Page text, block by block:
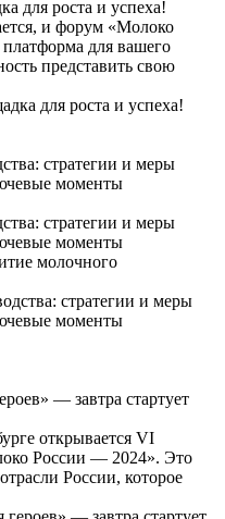
для роста и успеха!
и форум «Молоко
для вашего
представить свою
стратегии и меры
моменты
стратегии и меры
моменты
молочного
— завтра стартует
открывается VI
России — 2024». Это
России, которое